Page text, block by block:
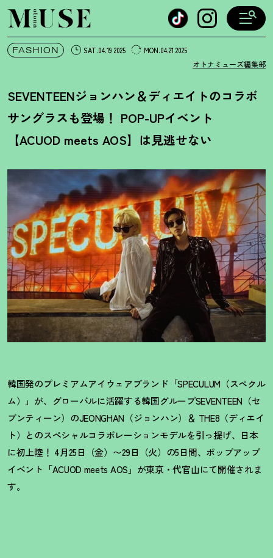
オトナミューズ ウェブ
FASHION SAT.04.19 2025 MON.04.21 2025
オトナミューズ編集部
SEVENTEENジョンハン＆ディエイトのコラボ
サングラスも登場 ！ POP-UPイベント
【ACUOD meets AOS】は見逃せない
韓国発のプレミアムアイウェアブランド「SPECULUM（スペクル
ム）」が、グローバルに活躍する韓国グループSEVENTEEN（セ
ブンティーン）のJEONGHAN（ジョンハン）＆ THE8（ディエイ
ト）とのスペシャルコラボレーションモデルを引っ提げ、日本
に初上陸！ 4月25日（金）〜29日（火）の5日間、ポップアップ
イベント「ACUOD meets AOS」が東京・代官山にて開催されま
す。